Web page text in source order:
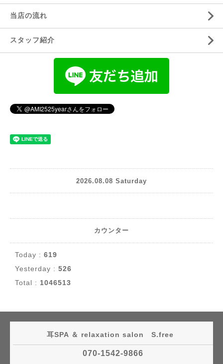
当店の流れ
スタッフ紹介
2026.08.08 Saturday
カウンター
Today : 619
Yesterday : 526
Total : 1046513
耳SPA ＆ relaxation salon S.free
070-1542-9866